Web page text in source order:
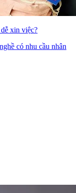
xin việc?
có nhu cầu nhân